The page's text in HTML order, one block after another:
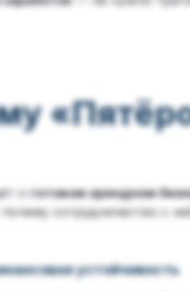
оготовом арендном
сотрудничество с
устойчивость